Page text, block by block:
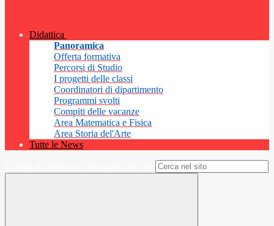
Didattica
Panoramica
Offerta formativa
Percorsi di Studio
I progetti delle classi
Coordinatori di dipartimento
Programmi svolti
Compiti delle vacanze
Area Matematica e Fisica
Area Storia del'Arte
Tutte le News